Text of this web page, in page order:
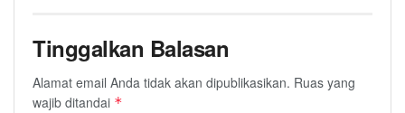
Tinggalkan Balasan
Alamat email Anda tidak akan dipublikasikan. Ruas yang
wajib ditandai *